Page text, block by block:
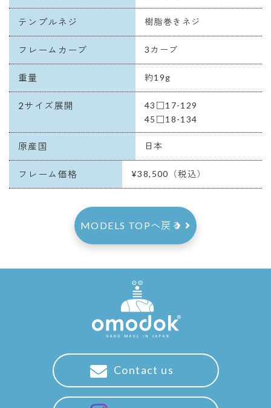
テンプルネジ 樹脂巻きネジ
フレームカーブ 3カーブ
重量 約19g
2サイズ展開
43□17-129
45□18-134
原産国 日本
フレーム価格 ¥38,500（税込）
MODELS TOPへ戻る
Contact us